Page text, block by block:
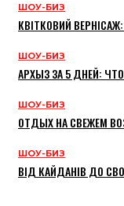
ШОУ-БИЗ
КВІТКОВИЙ
ШОУ-БИЗ
АРХЫЗ ЗА 5 ДНЕЙ:
ШОУ-БИЗ
ОТДЫХ НА СВЕЖЕМ
ШОУ-БИЗ
ВІД КАЙДАНІВ ДО